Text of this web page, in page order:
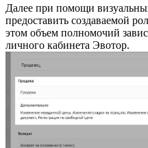
Далее при помощи
предоставить создаваемой
этом объем полномочий
личного кабинета Эвотор.